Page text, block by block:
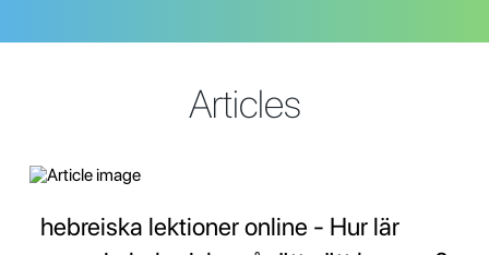
Articles
hebreiska lektioner online - Hur lär